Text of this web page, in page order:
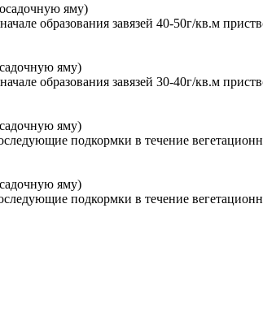
яму)
образования завязей 40-50г/кв.м
яму)
образования завязей 30-40г/кв.м
яму)
подкормки в течение
яму)
подкормки в течение